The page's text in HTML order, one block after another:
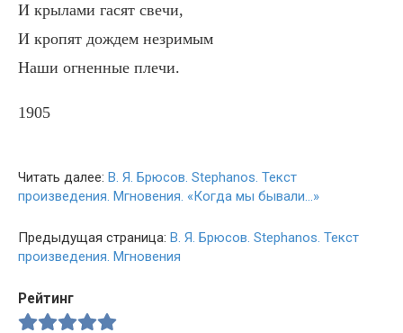
И крылами гасят свечи,
И кропят дождем незримым
Наши огненные плечи.
1905
Читать далее: В. Я. Брюсов. Stephanos. Текст
произведения. Mгновения. «Когда мы бывали…»
Предыдущая страница: В. Я. Брюсов. Stephanos. Текст
произведения. Mгновения
Рейтинг